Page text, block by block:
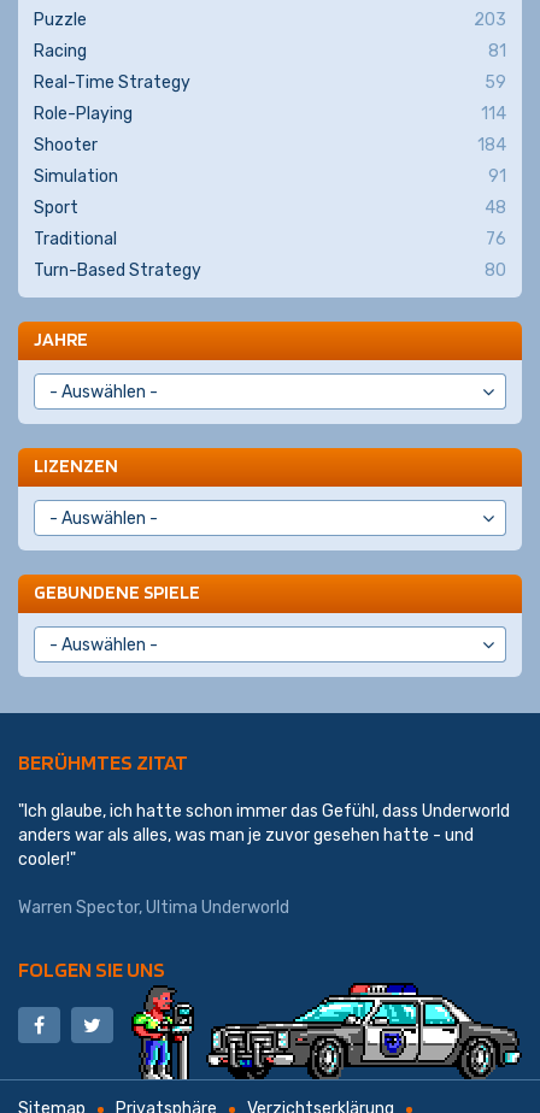
Puzzle
203
Racing
81
Real-Time Strategy
59
Role-Playing
114
Shooter
184
Simulation
91
Sport
48
Traditional
76
Turn-Based Strategy
80
JAHRE
LIZENZEN
GEBUNDENE SPIELE
BERÜHMTES ZITAT
"Ich glaube, ich hatte schon immer das Gefühl, dass Underworld
anders war als alles, was man je zuvor gesehen hatte - und
cooler!"
Warren Spector, Ultima Underworld
FOLGEN SIE UNS
Sitemap Privatsphäre Verzichtserklärung